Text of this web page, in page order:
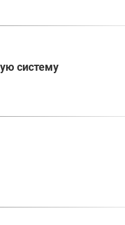
систему